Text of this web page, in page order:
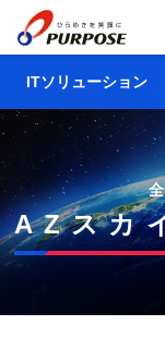
ITソリューション
ITソリューショント
AZスカイプラット
クラウドAZタワー
AZスカ